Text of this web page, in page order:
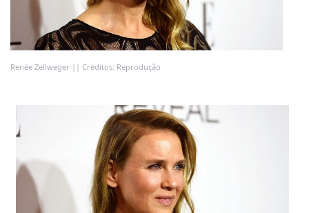
Renée Zellweger || Créditos: Reprodução